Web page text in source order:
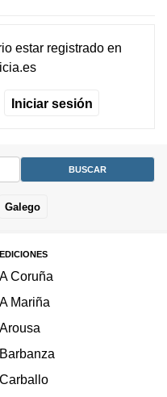
estar registradoen
Iniciar sesión
Galego
EDICIONES
A Coruña
A Mariña
Arousa
Barbanza
Carballo